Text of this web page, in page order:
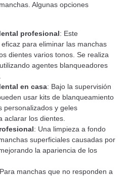
Algunas opciones
profesional: Este
para eliminar las manchas
dientes varios tonos. Se realiza
agentes blanqueadores
en casa: Bajo la supervisión
usar kits de blanqueamiento
personalizados y geles
aclarar los dientes.
: Una limpieza a fondo
superficiales causadas por
la apariencia de los
manchas que no responden a